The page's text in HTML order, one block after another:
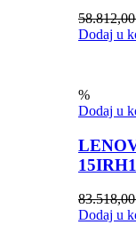
Dodaj u
%
Dodaj u
Dodaj u